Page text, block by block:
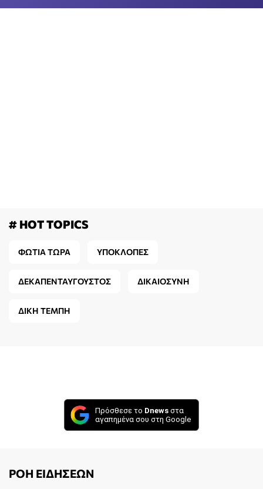
# HOT TOPICS
ΦΩΤΙΑ ΤΩΡΑ ΥΠΟΚΛΟΠΕΣ
ΔΕΚΑΠΕΝΤΑΥΓΟΥΣΤΟΣ ΔΙΚΑΙΟΣΥΝΗ
ΔΙΚΗ ΤΕΜΠΗ
Πρόσθεσε το Dnews στα
αγαπημένα σου στη Google
ΡΟΗ ΕΙΔΗΣΕΩΝ